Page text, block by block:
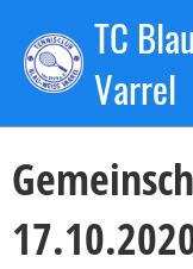
TC
Varrel
Zurück
, Kronsbein Lars